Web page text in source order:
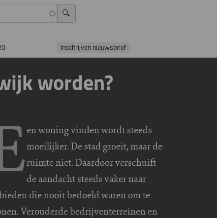
Inschrijven nieuwsbrief
worden?
en woning vinden wordt steeds
moeilijker. De stad groeit, maar de
ruimte niet. Daardoor verschuift
de aandacht steeds vaker naar
die nooit bedoeld waren om te
Verouderde bedrijventerreinen en